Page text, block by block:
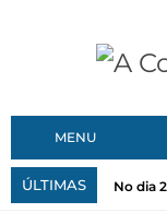
MENU
ÚLTIMAS No dia